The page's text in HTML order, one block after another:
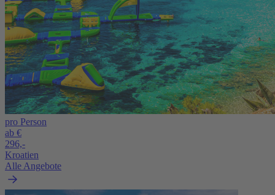
pro Person
ab €
296,-
Kroatien
Alle Angebote